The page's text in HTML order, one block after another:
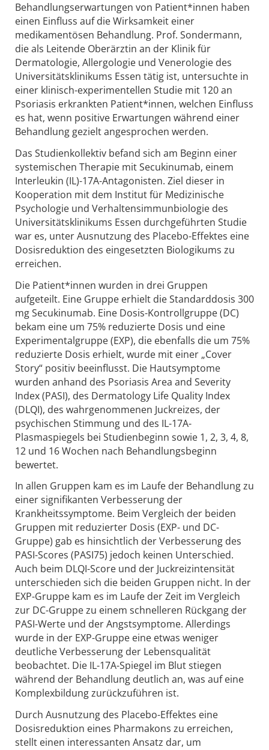
Behandlungserwartungen von Patient*innen haben
einen Einfluss auf die Wirksamkeit einer
medikamentösen Behandlung. Prof. Sondermann,
die als Leitende Oberärztin an der Klinik für
Dermatologie, Allergologie und Venerologie des
Universitätsklinikums Essen tätig ist, untersuchte in
einer klinisch-experimentellen Studie mit 120 an
Psoriasis erkrankten Patient*innen, welchen Einfluss
es hat, wenn positive Erwartungen während einer
Behandlung gezielt angesprochen werden.
Das Studienkollektiv befand sich am Beginn einer
systemischen Therapie mit Secukinumab, einem
Interleukin (IL)-17A-Antagonisten. Ziel dieser in
Kooperation mit dem Institut für Medizinische
Psychologie und Verhaltensimmunbiologie des
Universitätsklinikums Essen durchgeführten Studie
war es, unter Ausnutzung des Placebo-Effektes eine
Dosisreduktion des eingesetzten Biologikums zu
erreichen.
Die Patient*innen wurden in drei Gruppen
aufgeteilt. Eine Gruppe erhielt die Standarddosis 300
mg Secukinumab. Eine Dosis-Kontrollgruppe (DC)
bekam eine um 75% reduzierte Dosis und eine
Experimentalgruppe (EXP), die ebenfalls die um 75%
reduzierte Dosis erhielt, wurde mit einer „Cover
Story“ positiv beeinflusst. Die Hautsymptome
wurden anhand des Psoriasis Area and Severity
Index (PASI), des Dermatology Life Quality Index
(DLQI), des wahrgenommenen Juckreizes, der
psychischen Stimmung und des IL-17A-
Plasmaspiegels bei Studienbeginn sowie 1, 2, 3, 4, 8,
12 und 16 Wochen nach Behandlungsbeginn
bewertet.
In allen Gruppen kam es im Laufe der Behandlung zu
einer signifikanten Verbesserung der
Krankheitssymptome. Beim Vergleich der beiden
Gruppen mit reduzierter Dosis (EXP- und DC-
Gruppe) gab es hinsichtlich der Verbesserung des
PASI-Scores (PASI75) jedoch keinen Unterschied.
Auch beim DLQI-Score und der Juckreizintensität
unterschieden sich die beiden Gruppen nicht. In der
EXP-Gruppe kam es im Laufe der Zeit im Vergleich
zur DC-Gruppe zu einem schnelleren Rückgang der
PASI-Werte und der Angstsymptome. Allerdings
wurde in der EXP-Gruppe eine etwas weniger
deutliche Verbesserung der Lebensqualität
beobachtet. Die IL-17A-Spiegel im Blut stiegen
während der Behandlung deutlich an, was auf eine
Komplexbildung zurückzuführen ist.
Durch Ausnutzung des Placebo-Effektes eine
Dosisreduktion eines Pharmakons zu erreichen,
stellt einen interessanten Ansatz dar, um